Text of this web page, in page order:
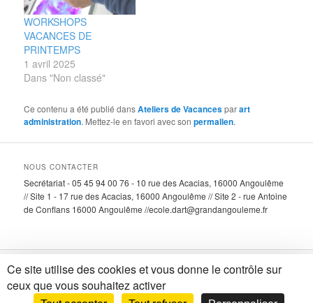
WORKSHOPS
VACANCES DE
PRINTEMPS
1 avril 2025
Dans "Non classé"
Ce contenu a été publié dansAteliers de Vacancesparart
administration. Mettez-le en favori avec sonpermalien.
NOUS CONTACTER
Secrétariat - 05 45 94 00 76 - 10 rue des Acacias, 16000 Angoulême
// Site 1 - 17 rue des Acacias, 16000 Angoulême // Site 2 - rue Antoine
de Conflans 16000 Angoulême //ecole.dart@grandangouleme.fr
Fièrement propulsé par WordPress
Ce site utilise des cookies et vous donne le contrôle sur
ceux que vous souhaitez activer